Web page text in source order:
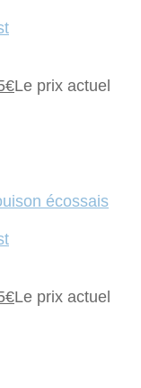
€Le prix actuel
€Le prix actuel